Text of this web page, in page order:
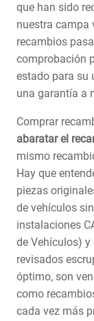
que han sido
nuestra campa
recambios
comprobación
estado para su
una garantía a
Comprar
abaratar el
mismo
Hay que
piezas
de vehículos
instalaciones
de Vehículos) y
revisados
óptimo, son
como
cada vez más